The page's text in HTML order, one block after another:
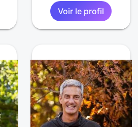
La vie est faite pour
être partagée...
Attentionné, sincère et
bonheur...
Voir le profil